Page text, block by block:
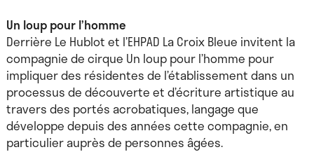
Un loup pour l’homme
Derrière Le Hublot et l’EHPAD La Croix Bleue invitent la
compagnie de cirque Un loup pour l’homme pour
impliquer des résidentes de l’établissement dans un
processus de découverte et d’écriture artistique au
travers des portés acrobatiques, langage que
développe depuis des années cette compagnie, en
particulier auprès de personnes âgées.